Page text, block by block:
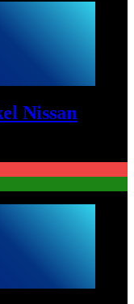
Nissan